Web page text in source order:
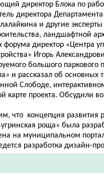
директор Блока по
директора
и другие эксперты
ландшафтной
форума директор «Центра
Игорь
большого паркового
и рассказал об
Слободе,
карте проекта. Обсудили
что концепция развития
роща» была
на муниципальном
разработка дизайн-